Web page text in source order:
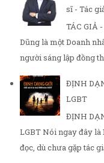
sĩ - Tác
TÁC GIẢ
Dũng là một Doanh
người sáng lập đồng
ĐỊNH
LGBT
ĐỊNH
LGBT Nói ngay đây là
đọc, dù chưa gặp tác